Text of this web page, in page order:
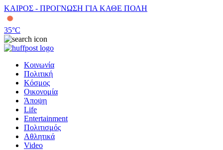
ΚΑΙΡΟΣ - ΠΡΟΓΝΩΣΗ ΓΙΑ ΚΑΘΕ ΠΟΛΗ
35°C
Κοινωνία
Πολιτική
Κόσμος
Οικονομία
Άποψη
Life
Entertainment
Πολιτισμός
Αθλητικά
Video